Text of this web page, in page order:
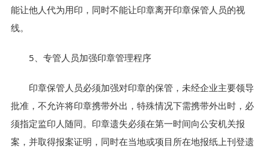
能让他人代为用印，同时不能让印章离开印章保管人员的视
线。
5、专管人员加强印章管理程序
印章保管人员必须加强对印章的保管，未经企业主要领导
批准，不允许将印章携带外出，特殊情况下需携带外出时，必
须指定监印人随同。印章遗失必须在第一时间向公安机关报
案，并取得报案证明，同时在当地或项目所在地报纸上刊登遗